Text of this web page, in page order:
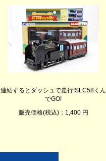
連結するとダッシュで走行!SLC58くん
でGO!
販売価格(税込)：1,400 円